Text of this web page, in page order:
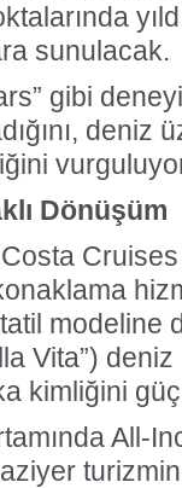
sunulacak.
gibi
deniz
Dönüşüm
modeline
Vita”)
kimliğini
All-